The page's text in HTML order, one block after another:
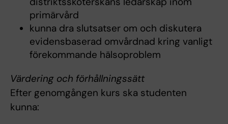
primärvård
kunna dra slutsatser om och diskutera
evidensbaserad omvårdnad kring vanligt
förekommande hälsoproblem
Värdering och förhållningssätt
Efter genomgången kurs ska studenten
kunna: